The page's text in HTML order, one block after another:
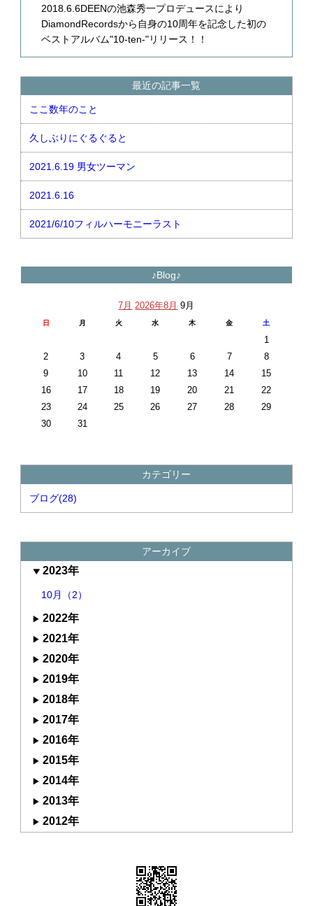
2018.6.6DEENの池森秀一プロデュースにより
DiamondRecordsから自身の10周年を記念した初の
ベストアルバム"10-ten-"リリース！！
最近の記事一覧
ここ数年のこと
久しぶりにぐるぐると
2021.6.19 男女ツーマン
2021.6.16
2021/6/10フィルハーモニーラスト
♪Blog♪
7月 2026年8月 9月
日 月 火 水 木 金 土
1
2
3 4 5 6 7
8
9
10 11 12 13 14
15
16
17 18 19 20 21
22
23
24 25 26 27 28
29
30
31
カテゴリー
ブログ(28)
アーカイブ
2023年
10月（2）
2022年
2021年
2020年
2019年
2018年
2017年
2016年
2015年
2014年
2013年
2012年